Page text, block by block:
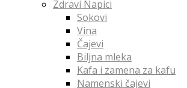
Zdravi Napici
Sokovi
Vina
Čajevi
Biljna mleka
Kafa i zamena za kafu
Namenski čajevi